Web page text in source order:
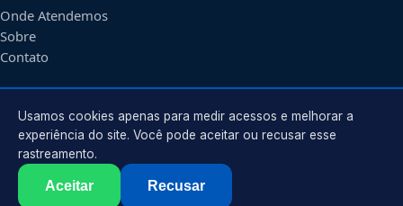
Onde Atendemos
Sobre
Contato
CONTATO
Atendimento em
contato@encanadoremuberlandia.com.br
2026 Encanador emUberlândia . Todos os direitos reservados.
Usamos cookies apenas para medir acessos e melhorar a
experiência do site. Você pode aceitar ou recusar esse
rastreamento.
Aceitar Recusar